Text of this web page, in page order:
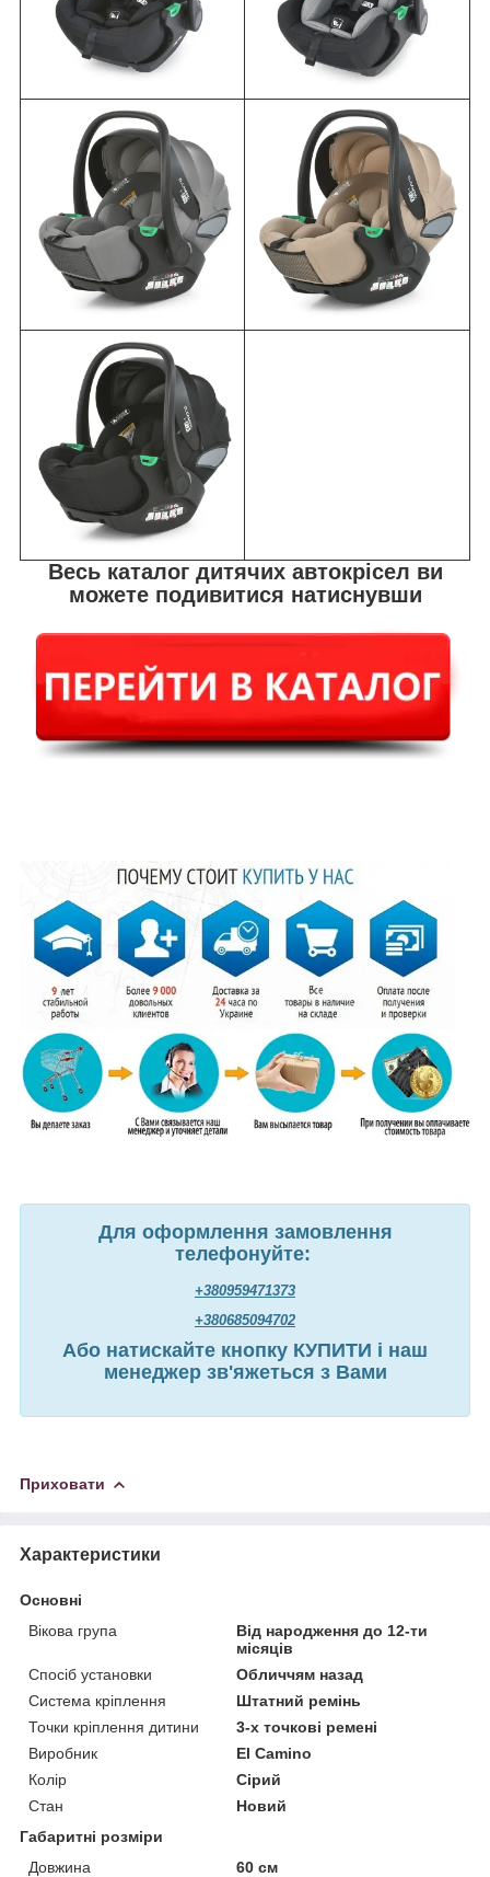
Весь каталог дитячих автокрісел ви
можете подивитися натиснувши
Для оформлення замовлення
телефонуйте:
+380959471373
+380685094702
Або натискайте кнопку КУПИТИ і наш
менеджер зв'яжеться з Вами
Приховати
Характеристики
Основні
Вікова група
Від народження до 12-ти
місяців
Спосіб установки
Обличчям назад
Система кріплення
Штатний ремінь
Точки кріплення дитини
3-х точкові ремені
Виробник
El Camino
Колір
Сірий
Стан
Новий
Габаритні розміри
Довжина
60 см